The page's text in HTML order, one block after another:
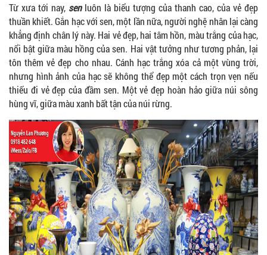
Từ xưa tới nay, senluôn là biểu tượng của thanh cao, của vẻ đẹp
thuần khiết. Gắn hạc với sen, một lần nữa, người nghệ nhân lại càng
khẳng định chân lý này. Hai vẻ đẹp, hai tâm hồn, màu trắng của hạc,
nổi bật giữa màu hồng của sen. Hai vật tưởng như tương phản, lại
tôn thêm vẻ đẹp cho nhau. Cánh hạc trắng xóa cả một vùng trời,
nhưng hình ảnh của hạc sẽ không thể đẹp một cách trọn vẹn nếu
thiếu đi vẻ đẹp của đầm sen. Một vẻ đẹp hoàn hảo giữa núi sông
hùng vĩ, giữa màu xanh bất tận của núi rừng.